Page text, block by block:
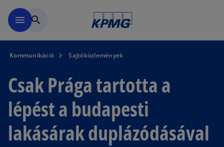
menu search
Kommunikáció Sajtóközlemények
Csak Prága tartotta a
lépést a budapesti
lakásárak duplázódásával